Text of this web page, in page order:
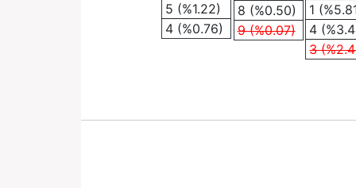
5 (%1.22)
4 (%0.76)
8 (%0.50)
9 (%0.07)
1
4
3